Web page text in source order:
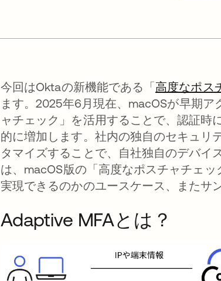
今回はOktaの新機能である「高度なポス
ます。2025年6月現在、macOSが早期
ャチェック」を活用することで、認証時
的に増加します。社内の独自のセキュリ
タマイズすることで、自社独自のデバイ
は、macOS版の「高度なポスチャチェ
実現できるのかのユースケース、またサ
Adaptive MFAとは？